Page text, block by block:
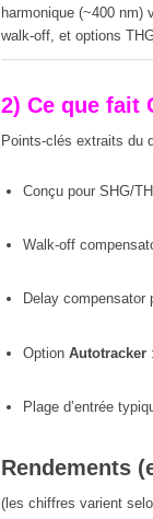
harmonique (~400 nm)
walk-off, et options
2) Ce que fait
Points-clés extraits du
Conçu pour SHG/
Walk-off
Delay compensator
Option Autotracker
Plage d’entrée
Rendements
(les chiffres varient